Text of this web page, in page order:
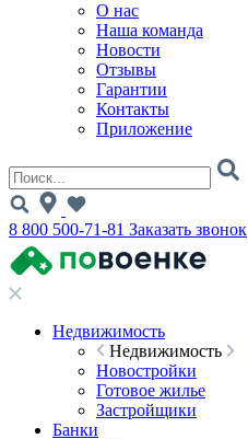
О нас
Наша команда
Новости
Отзывы
Гарантии
Контакты
Приложение
8 800 500-71-81 Заказать звонок
Недвижимость
Недвижимость
Новостройки
Готовое жилье
Застройщики
Банки